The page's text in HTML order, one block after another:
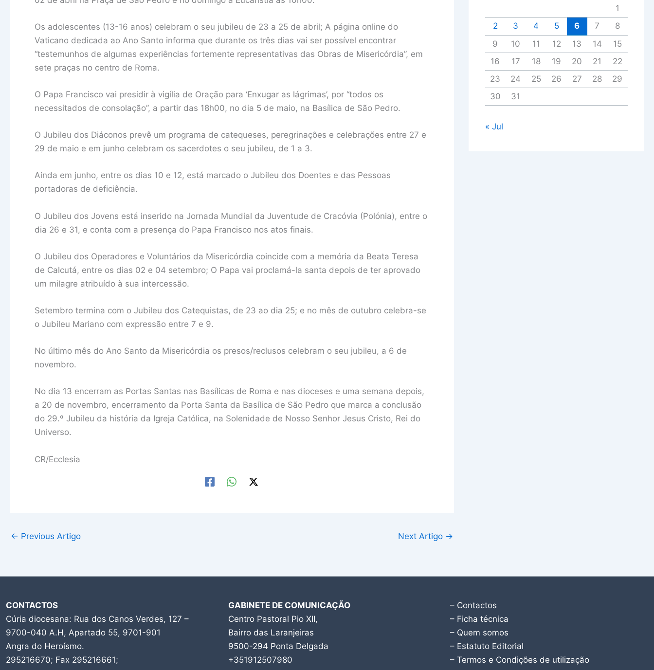
Os adolescentes (13-16 anos) celebram o seu jubileu de 23 a 25 de abril; A página online do
Vaticano dedicada ao Ano Santo informa que durante os três dias vai ser possível encontrar
“testemunhos de algumas experiências fortemente representativas das Obras de Misericórdia”, em
sete praças no centro de Roma.
O Papa Francisco vai presidir à vigília de Oração para ‘Enxugar as lágrimas’, por “todos os
necessitados de consolação”, a partir das 18h00, no dia 5 de maio, na Basílica de São Pedro.
O Jubileu dos Diáconos prevê um programa de catequeses, peregrinações e celebrações entre 27 e
29 de maio e em junho celebram os sacerdotes o seu jubileu, de 1 a 3.
Ainda em junho, entre os dias 10 e 12, está marcado o Jubileu dos Doentes e das Pessoas
portadoras de deficiência.
O Jubileu dos Jovens está inserido na Jornada Mundial da Juventude de Cracóvia (Polónia), entre o
dia 26 e 31, e conta com a presença do Papa Francisco nos atos finais.
O Jubileu dos Operadores e Voluntários da Misericórdia coincide com a memória da Beata Teresa
de Calcutá, entre os dias 02 e 04 setembro; O Papa vai proclamá-la santa depois de ter aprovado
um milagre atribuído à sua intercessão.
Setembro termina com o Jubileu dos Catequistas, de 23 ao dia 25; e no mês de outubro celebra-se
o Jubileu Mariano com expressão entre 7 e 9.
No último mês do Ano Santo da Misericórdia os presos/reclusos celebram o seu jubileu, a 6 de
novembro.
No dia 13 encerram as Portas Santas nas Basílicas de Roma e nas dioceses e uma semana depois,
a 20 de novembro, encerramento da Porta Santa da Basílica de São Pedro que marca a conclusão
do 29.º Jubileu da história da Igreja Católica, na Solenidade de Nosso Senhor Jesus Cristo, Rei do
Universo.
CR/Ecclesia
← Previous Artigo Next Artigo →
1
2
3 4 5 6 7
8
9
10 11 12 13 14
15
16
17 18 19 20 21
22
23
24 25 26 27 28
29
30
31
« Jul
CONTACTOS
Cúria diocesana: Rua dos Canos Verdes, 127 –
9700-040 A.H, Apartado 55, 9701-901
Angra do Heroísmo.
295216670; Fax 295216661;
GABINETE DE COMUNICAÇÃO
Centro Pastoral Pio XII,
Bairro das Laranjeiras
9500-294 Ponta Delgada
+351912507980
– Contactos
– Ficha técnica
– Quem somos
– Estatuto Editorial
– Termos e Condições de utilização